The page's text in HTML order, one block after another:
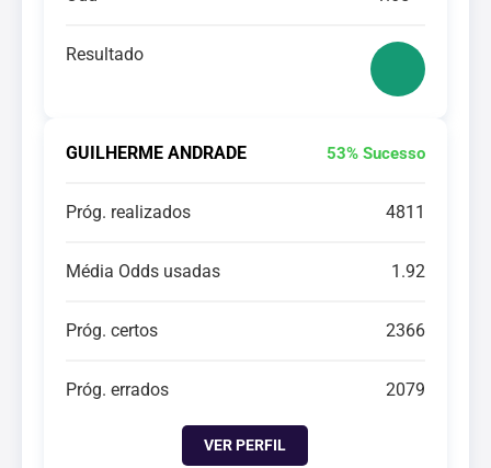
Resultado
GUILHERME ANDRADE 53% Sucesso
Próg. realizados 4811
Média Odds usadas 1.92
Próg. certos 2366
Próg. errados 2079
VER PERFIL